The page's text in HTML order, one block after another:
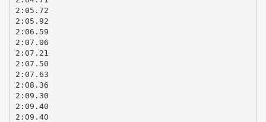
2:05.72
2:05.92
2:06.59
2:07.06
2:07.21
2:07.50
2:07.63
2:08.36
2:09.30
2:09.40
2:09.40